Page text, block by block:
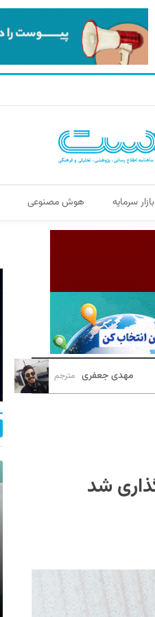
بازار سرمایه هوش مصنوعی
مهدی جعفری مترجم